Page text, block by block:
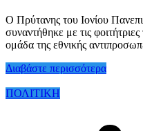
Ο Πρύτανης του Ιονίου
συναντήθηκε με τις
ομάδα της εθνικής
Διαβάστε περισσότερα
ΠΟΛΙΤΙΚΗ